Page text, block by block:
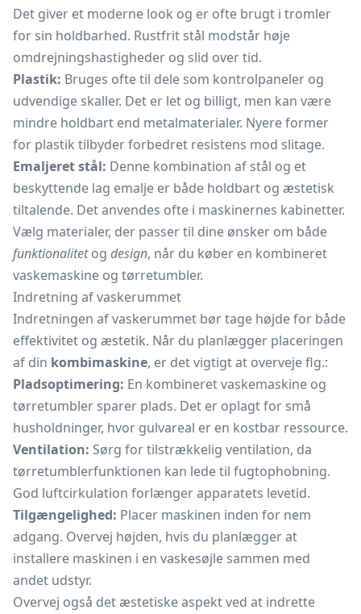
Det giver et moderne look og er ofte brugt i tromler
for sin holdbarhed. Rustfrit stål modstår høje
omdrejningshastigheder og slid over tid.
Plastik: Bruges ofte til dele som kontrolpaneler og
udvendige skaller. Det er let og billigt, men kan være
mindre holdbart end metalmaterialer. Nyere former
for plastik tilbyder forbedret resistens mod slitage.
Emaljeret stål: Denne kombination af stål og et
beskyttende lag emalje er både holdbart og æstetisk
tiltalende. Det anvendes ofte i maskinernes kabinetter.
Vælg materialer, der passer til dine ønsker om både
funktionalitetog design, når du køber en kombineret
vaskemaskine og tørretumbler.
Indretning af vaskerummet
Indretningen af vaskerummet bør tage højde for både
effektivitet og æstetik. Når du planlægger placeringen
af din kombimaskine, er det vigtigt at overveje flg.:
Pladsoptimering: En kombineret vaskemaskine og
tørretumbler sparer plads. Det er oplagt for små
husholdninger, hvor gulvareal er en kostbar ressource.
Ventilation: Sørg for tilstrækkelig ventilation, da
tørretumblerfunktionen kan lede til fugtophobning.
God luftcirkulation forlænger apparatets levetid.
Tilgængelighed: Placer maskinen inden for nem
adgang. Overvej højden, hvis du planlægger at
installere maskinen i en vaskesøjle sammen med
andet udstyr.
Overvej også det æstetiske aspekt ved at indrette